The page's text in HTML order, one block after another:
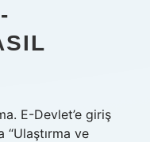
E-Devlet’e giriş
“Ulaştırma ve